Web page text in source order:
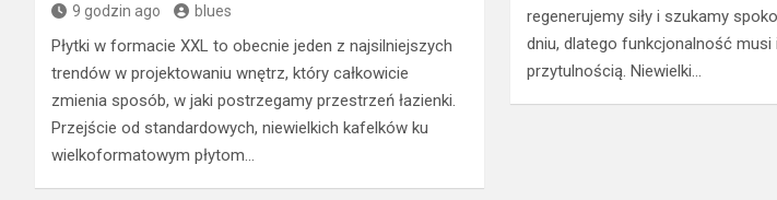
regenerujemy siły i szukamy
dniu, dlatego funkcjonalność musi
przytulnością. Niewielki…
9 godzin ago blues
Płytki w formacie XXL to obecnie jeden z najsilniejszych
trendów w projektowaniu wnętrz, który całkowicie
zmienia sposób, w jaki postrzegamy przestrzeń łazienki.
Przejście od standardowych, niewielkich kafelków ku
wielkoformatowym płytom…